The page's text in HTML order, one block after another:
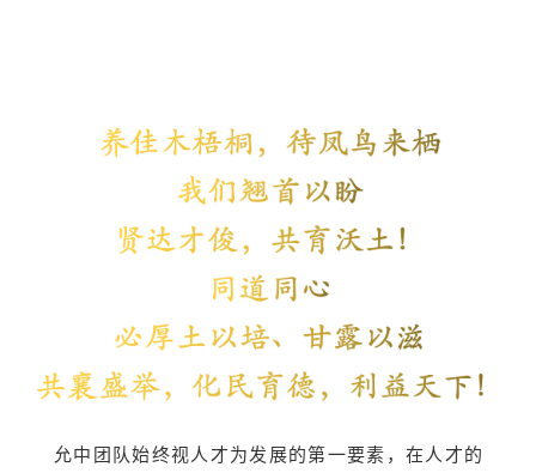
允中团队始终视人才为发展的第一要素，在人才的